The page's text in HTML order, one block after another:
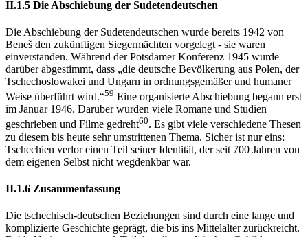
II.1.5 Die Abschiebung der Sudetendeutschen
Die Abschiebung der Sudetendeutschen wurde bereits 1942 von
Beneš den zukünftigen Siegermächten vorgelegt - sie waren
einverstanden. Während der Potsdamer Konferenz 1945 wurde
darüber abgestimmt, dass „die deutsche Bevölkerung aus Polen, der
Tschechoslowakei und Ungarn in ordnungsgemäßer und humaner
Weise überführt wird.“59 Eine organisierte Abschiebung begann erst
im Januar 1946. Darüber wurden viele Romane und Studien
geschrieben und Filme gedreht60. Es gibt viele verschiedene Thesen
zu diesem bis heute sehr umstrittenen Thema. Sicher ist nur eins:
Tschechien verlor einen Teil seiner Identität, der seit 700 Jahren von
dem eigenen Selbst nicht wegdenkbar war.
II.1.6 Zusammenfassung
Die tschechisch-deutschen Beziehungen sind durch eine lange und
komplizierte Geschichte geprägt, die bis ins Mittelalter zurückreicht.